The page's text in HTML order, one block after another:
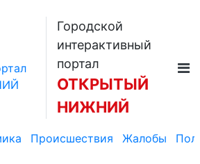
Городской
интерактивный
портал
ОТКРЫТЫЙ
НИЖНИЙ
Происшествия Жалобы